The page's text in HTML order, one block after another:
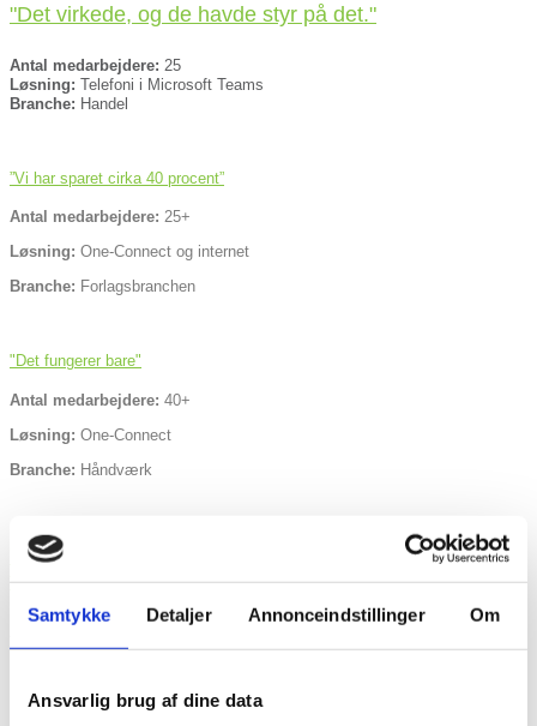
Samtykke Detaljer Annonceindstillinger Om
Ansvarlig brug af dine data
"Det virkede, og de havde styr på det."
Antal medarbejdere: 25
Løsning: Telefoni i Microsoft Teams
Branche: Handel
”Vi har sparet cirka 40 procent”
Antal medarbejdere: 25+
Løsning: One-Connect og internet
Branche: Forlagsbranchen
"Det fungerer bare"
Antal medarbejdere: 40+
Løsning: One-Connect
Branche: Håndværk
"Vi ville jo fremstå som komplette idioter, hvis
telefonen bare var optaget"
Antal medarbejdere:
Branche:Datamaskiner og -udstyr